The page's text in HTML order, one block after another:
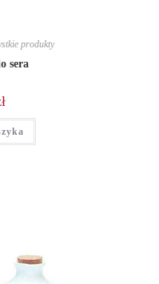
produkty
sera